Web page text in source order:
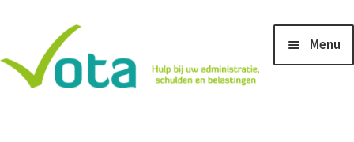
door
naar
naar
Menu